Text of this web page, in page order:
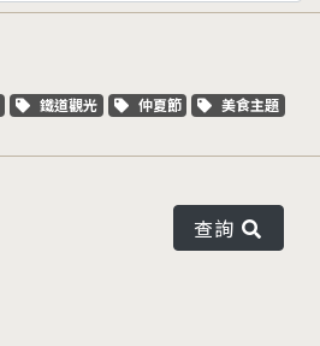
關鍵字標籤
鐵道觀光 關鍵字標籤
仲夏節 關鍵字標籤
美食主題
查詢